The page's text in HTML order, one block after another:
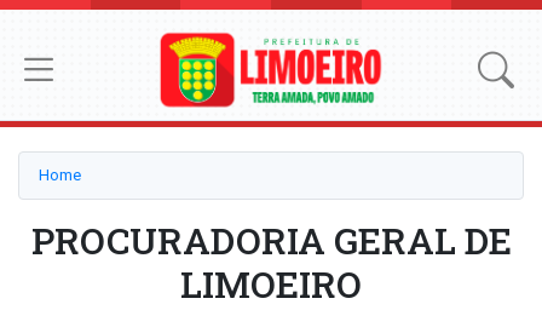
Home
PROCURADORIA GERAL DE
LIMOEIRO